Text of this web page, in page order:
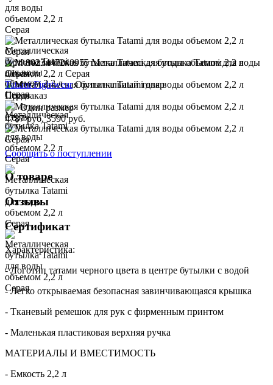
Арт. 8023447240955 Металлическая бутылка Tatami для воды
объемом 2,2 л Серая
Tatami Fightwear Оригинальный товар
Предзаказ
Один размер
4787 руб. 3590 руб.
Сообщить о поступлении
О товаре
Отзывы
Сертификат
Характеристика:
- Логотип татами черного цвета в центре бутылки с водой
- Легко открываемая безопасная завинчивающаяся крышка
- Тканевый ремешок для рук с фирменным принтом
- Маленькая пластиковая верхняя ручка
МАТЕРИАЛЫ И ВМЕСТИМОСТЬ
- Емкость 2,2 л